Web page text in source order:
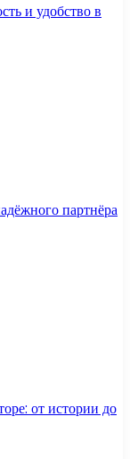
и удобство в
партнёра
от истории до